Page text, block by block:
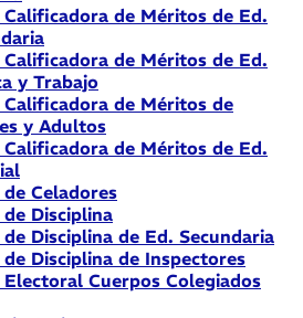
de Méritos de Ed.
de Méritos de Ed.
y Trabajo
de Méritos de
y Adultos
de Méritos de Ed.
Celadores
Disciplina
Disciplina de Ed. Secundaria
Disciplina de Inspectores
Cuerpos Colegiados